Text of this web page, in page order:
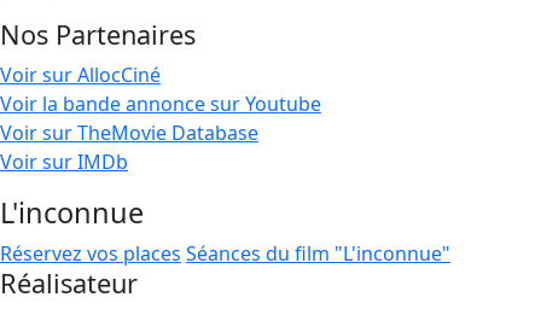
Nos Partenaires
Voir sur AllocCiné
Voir la bande annonce sur Youtube
Voir sur TheMovie Database
Voir sur IMDb
L'inconnue
Réservez vos places Séances du film "L'inconnue"
Réalisateur